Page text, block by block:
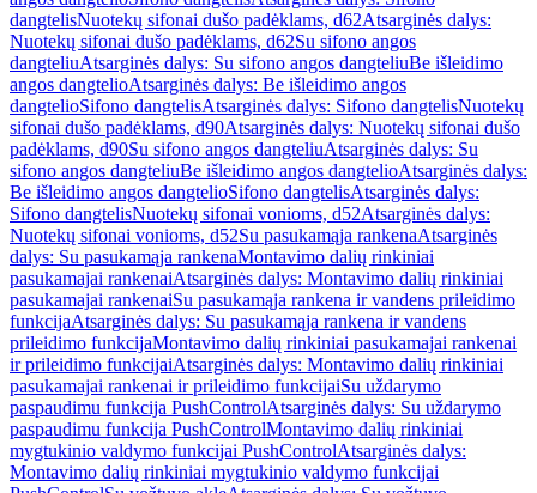
dangtelisNuotekų sifonai dušo padėklams, d62Atsarginės dalys:
Nuotekų sifonai dušo padėklams, d62Su sifono angos
dangteliuAtsarginės dalys: Su sifono angos dangteliuBe išleidimo
angos dangtelioAtsarginės dalys: Be išleidimo angos
dangtelioSifono dangtelisAtsarginės dalys: Sifono dangtelisNuotekų
sifonai dušo padėklams, d90Atsarginės dalys: Nuotekų sifonai dušo
padėklams, d90Su sifono angos dangteliuAtsarginės dalys: Su
sifono angos dangteliuBe išleidimo angos dangtelioAtsarginės dalys:
Be išleidimo angos dangtelioSifono dangtelisAtsarginės dalys:
Sifono dangtelisNuotekų sifonai vonioms, d52Atsarginės dalys:
Nuotekų sifonai vonioms, d52Su pasukamąja rankenaAtsarginės
dalys: Su pasukamąja rankenaMontavimo dalių rinkiniai
pasukamajai rankenaiAtsarginės dalys: Montavimo dalių rinkiniai
pasukamajai rankenaiSu pasukamąja rankena ir vandens prileidimo
funkcijaAtsarginės dalys: Su pasukamąja rankena ir vandens
prileidimo funkcijaMontavimo dalių rinkiniai pasukamajai rankenai
ir prileidimo funkcijaiAtsarginės dalys: Montavimo dalių rinkiniai
pasukamajai rankenai ir prileidimo funkcijaiSu uždarymo
paspaudimu funkcija PushControlAtsarginės dalys: Su uždarymo
paspaudimu funkcija PushControlMontavimo dalių rinkiniai
mygtukinio valdymo funkcijai PushControlAtsarginės dalys:
Montavimo dalių rinkiniai mygtukinio valdymo funkcijai